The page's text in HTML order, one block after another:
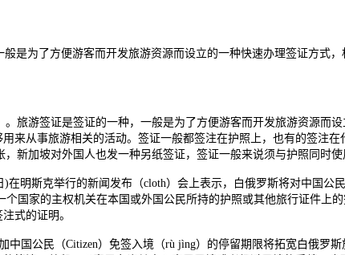
是为了方便游客而开发旅游资源而设立的一种快速办理签证方式
旅游签证是签证的一种，一般是为了方便游客而开发旅游资源而
来从事旅游相关的活动。签证一般都签注在护照上，也有的签注在
新加坡对外国人也发一种另纸签证，签证一般来说须与护照同时
明斯克举行的新闻发布（cloth）会上表示，白俄罗斯将对中国公
个国家的主权机关在本国或外国公民所持的护照或其他旅行证件上
式的证明。
国公民（Citizen）免签入境（rù jìng）的停留期限将拓宽白俄罗